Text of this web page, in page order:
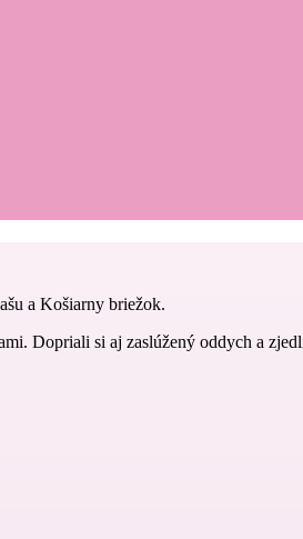
a Košiarny briežok.
Dopriali si aj zaslúžený oddych a